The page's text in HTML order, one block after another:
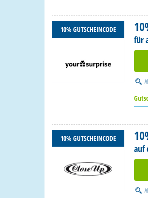
10% GUTSCHEINCODE
für
10% GUTSCHEINCODE
auf